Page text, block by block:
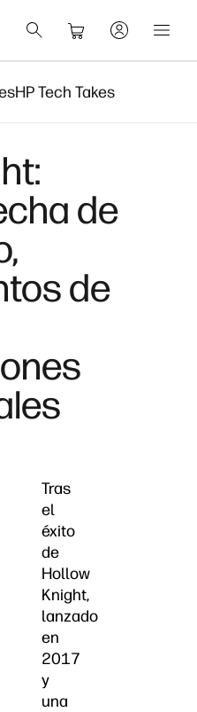
HP Tech Takes
de
de
Tras
el
éxito
de
Hollow
Knight,
lanzado
en
2017
y
una